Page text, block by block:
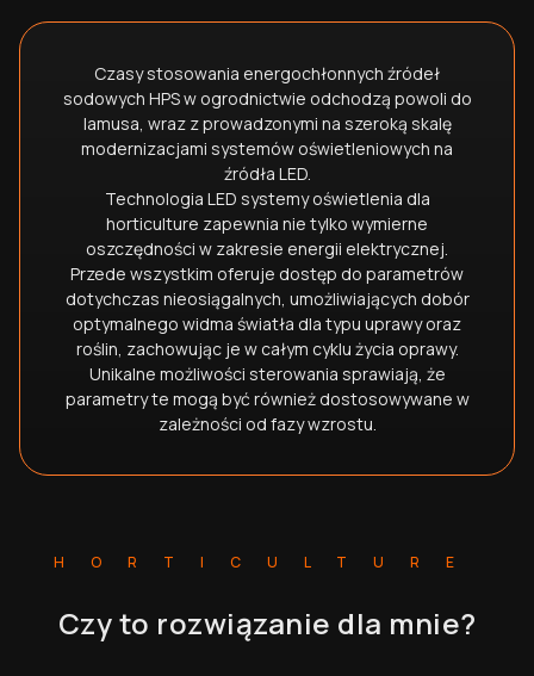
Czasy stosowania energochłonnych źródeł
sodowych HPS w ogrodnictwie odchodzą powoli do
lamusa, wraz z prowadzonymi na szeroką skalę
modernizacjami systemów oświetleniowych na
źródła LED.
Technologia LED systemy oświetlenia dla
horticulture zapewnia nie tylko wymierne
oszczędności w zakresie energii elektrycznej.
Przede wszystkim oferuje dostęp do parametrów
dotychczas nieosiągalnych, umożliwiających dobór
optymalnego widma światła dla typu uprawy oraz
roślin, zachowując je w całym cyklu życia oprawy.
Unikalne możliwości sterowania sprawiają, że
parametry te mogą być również dostosowywane w
zależności od fazy wzrostu.
HORTICULTURE
Czy to rozwiązanie dla mnie?